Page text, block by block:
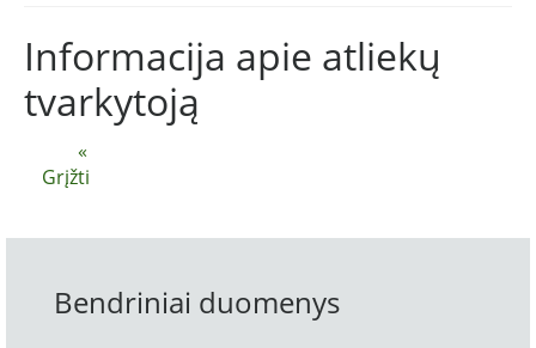
«
Grįžti
Informacija apie atliekų
tvarkytoją
Bendriniai duomenys